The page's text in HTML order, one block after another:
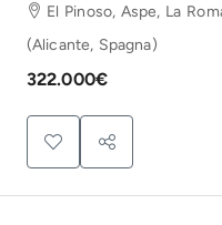
El Pinoso, Aspe, La
(Alicante, Spagna)
322.000€